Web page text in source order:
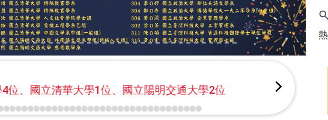
立成功大學2位、國立政治大學3位